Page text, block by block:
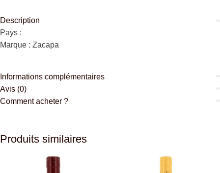
Description
Pays :
Marque : Zacapa
Informations complémentaires
Avis (0)
Comment acheter ?
Produits similaires